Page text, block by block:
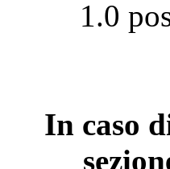
1.0
In caso